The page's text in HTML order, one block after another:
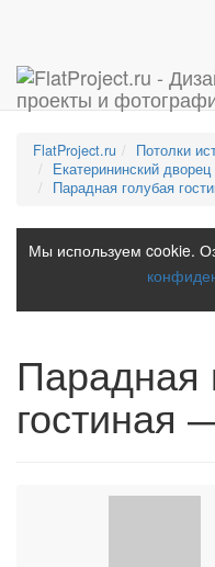
FlatProject.ru
Потолки
Екатерининский
Парадная голубая
Мы используем cookie.
Парадная
гостиная